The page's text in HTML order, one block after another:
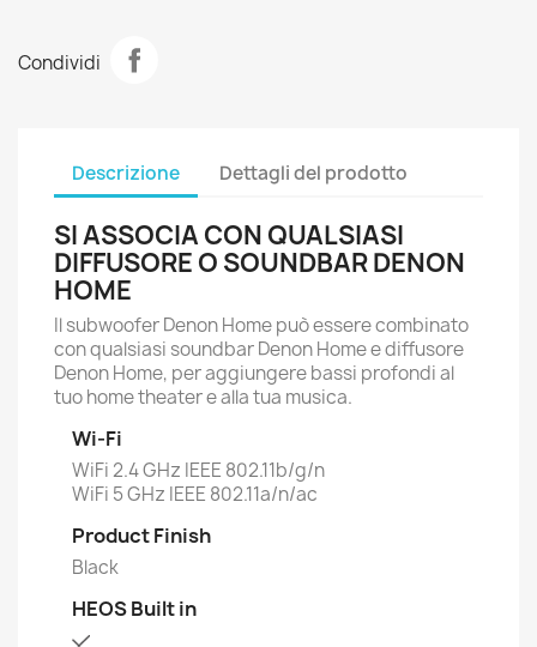
Condividi
Descrizione Dettagli del prodotto
SI ASSOCIA CON QUALSIASI
DIFFUSORE O SOUNDBAR DENON
HOME
Il subwoofer Denon Home può essere combinato
con qualsiasi soundbar Denon Home e diffusore
Denon Home, per aggiungere bassi profondi al
tuo home theater e alla tua musica.
Wi-Fi
WiFi 2.4 GHz IEEE 802.11b/g/n
WiFi 5 GHz IEEE 802.11a/n/ac
Product Finish
Black
HEOS Built in